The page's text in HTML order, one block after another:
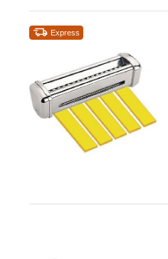
Express